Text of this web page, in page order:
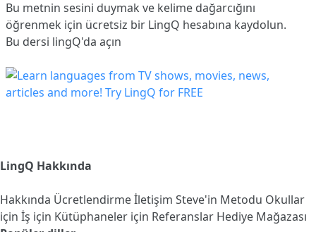
Bu metnin sesini duymak ve kelime dağarcığını
öğrenmek için ücretsiz bir LingQ hesabına kaydolun.
Bu dersi lingQ'da açın
LingQ Hakkında
Hakkında Ücretlendirmeİletişim Steve'in Metodu Okullar
için İş için Kütüphaneler için Referanslar Hediye Mağazası